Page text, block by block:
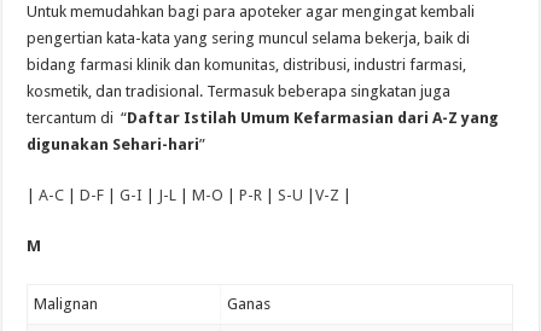
Untuk memudahkan bagi para apoteker agar mengingat kembali
pengertian kata-kata yang sering muncul selama bekerja, baik di
bidang farmasi klinik dan komunitas, distribusi, industri farmasi,
kosmetik, dan tradisional. Termasuk beberapa singkatan juga
tercantum di “Daftar Istilah Umum Kefarmasian dari A-Z yang
digunakan Sehari-hari”
|A-C |D-F |G-I | J-L |M-O |P-R |S-U |V-Z |
M
Malignan Ganas